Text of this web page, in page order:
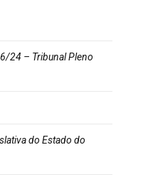
24 – Tribunal Pleno
do Estado do